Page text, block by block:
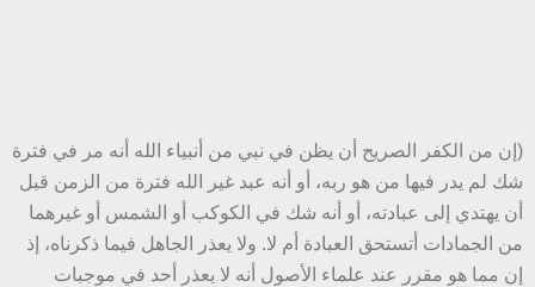
(إن من الكفر الصريح أن يظن في نبي من أنبياء الله أنه مر في فترة
شك لم يدر فيها من هو ربه، أو أنه عبد غير الله فترة من الزمن قبل
أن يهتدي إلى عبادته، أو أنه شك في الكوكب أو الشمس أو غيرهما
من الجمادات أتستحق العبادة أم لا. ولا يعذر الجاهل فيما ذكرناه، إذ
إن مما هو مقرر عند علماء الأصول أنه لا يعذر أحد في موجبات